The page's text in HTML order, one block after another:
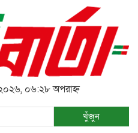
০৬:২৮ অপরাহ্ন
খুঁজুন